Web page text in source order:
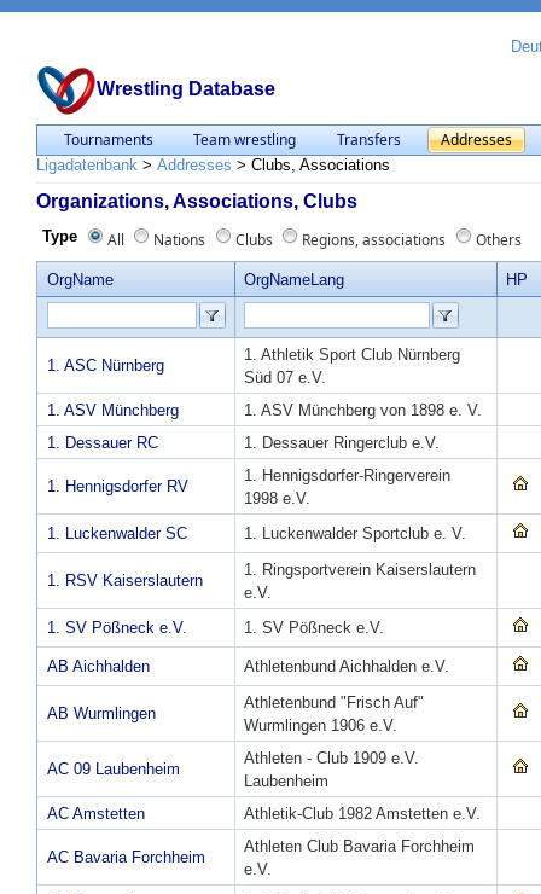
Wrestling Database
Tournaments Team wrestling Transfers Addresses
Ligadatenbank > Addresses > Clubs, Associations
Organizations, Associations, Clubs
Type All Nations Clubs Regions, associations Others
OrgName OrgNameLang HP
1. ASC Nürnberg
1. Athletik Sport Club Nürnberg
Süd 07 e.V.
1. ASV Münchberg
1. ASV Münchberg von 1898 e. V.
1. Dessauer RC
1. Dessauer Ringerclub e.V.
1. Hennigsdorfer RV
1. Hennigsdorfer-Ringerverein
1998 e.V.
1. Luckenwalder SC
1. Luckenwalder Sportclub e. V.
1. RSV Kaiserslautern
1. Ringsportverein Kaiserslautern
e.V.
1. SV Pößneck e.V.
1. SV Pößneck e.V.
AB Aichhalden Athletenbund Aichhalden e.V.
AB Wurmlingen
Athletenbund "Frisch Auf"
Wurmlingen 1906 e.V.
AC 09 Laubenheim
Athleten - Club 1909 e.V.
Laubenheim
AC Amstetten
Athletik-Club 1982 Amstetten e.V.
AC Bavaria Forchheim
Athleten Club Bavaria Forchheim
e.V.